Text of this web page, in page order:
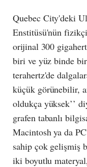
Quebec City'deki
Enstitüsü'nün
orijinal 300
biri ve yüz binde
terahertz'de
küçük görünebilir,
oldukça yüksek’’
grafen tabanlı
Macintosh ya da
sahip çok gelişmiş
iki boyutlu